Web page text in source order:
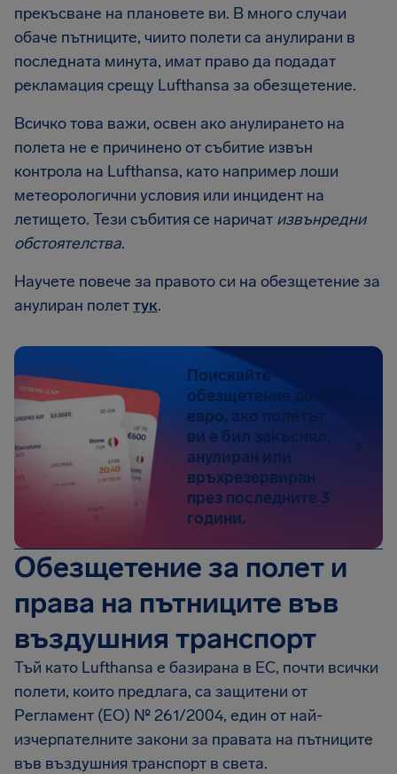
прекъсване на плановете ви. В много случаи
обаче пътниците, чиито полети са анулирани в
последната минута, имат право да подадат
рекламация срещу Lufthansa за обезщетение.
Всичко това важи, освен ако анулирането на
полета не е причинено от събитие извън
контрола на Lufthansa, като например лоши
метеорологични условия или инцидент на
летището. Тези събития се наричат извънредни
обстоятелства.
Научете повече за правото си на обезщетение за
анулиран полеттук.
Поискайте
обезщетение до 600
евро, ако полетът
ви е бил закъснял,
анулиран или
връхрезервиран
през последните 3
години.
Обезщетение за полет и
права на пътниците във
въздушния транспорт
Тъй като Lufthansa е базирана в ЕС, почти всички
полети, които предлага, са защитени от
Регламент (ЕО) № 261/2004, един от най-
изчерпателните закони за правата на пътниците
във въздушния транспорт в света.